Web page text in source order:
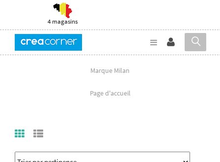
4 magasins
Marque Milan
Page d'accueil